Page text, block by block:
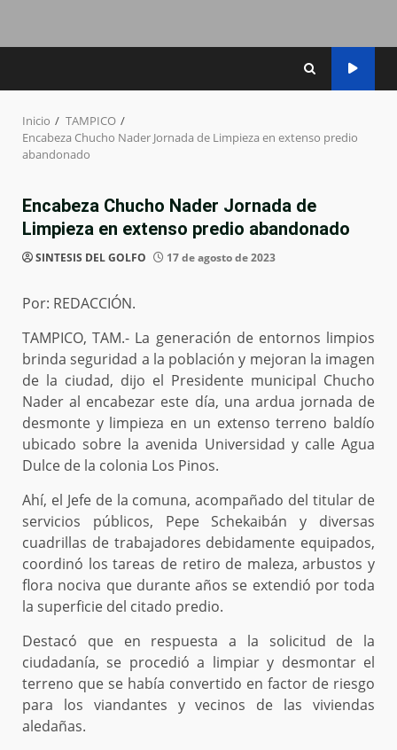
Inicio
TAMPICO
Encabeza Chucho Nader Jornada de Limpieza en extenso predio
abandonado
Encabeza Chucho Nader Jornada de
Limpieza en extenso predio abandonado
SINTESIS DEL GOLFO 17 de agosto de 2023
Por: REDACCIÓN.
TAMPICO, TAM.- La generación de entornos limpios
brinda seguridad a la población y mejoran la imagen
de la ciudad, dijo el Presidente municipal Chucho
Nader al encabezar este día, una ardua jornada de
desmonte y limpieza en un extenso terreno baldío
ubicado sobre la avenida Universidad y calle Agua
Dulce de la colonia Los Pinos.
Ahí, el Jefe de la comuna, acompañado del titular de
servicios públicos, Pepe Schekaibán y diversas
cuadrillas de trabajadores debidamente equipados,
coordinó los tareas de retiro de maleza, arbustos y
flora nociva que durante años se extendió por toda
la superficie del citado predio.
Destacó que en respuesta a la solicitud de la
ciudadanía, se procedió a limpiar y desmontar el
terreno que se había convertido en factor de riesgo
para los viandantes y vecinos de las viviendas
aledañas.